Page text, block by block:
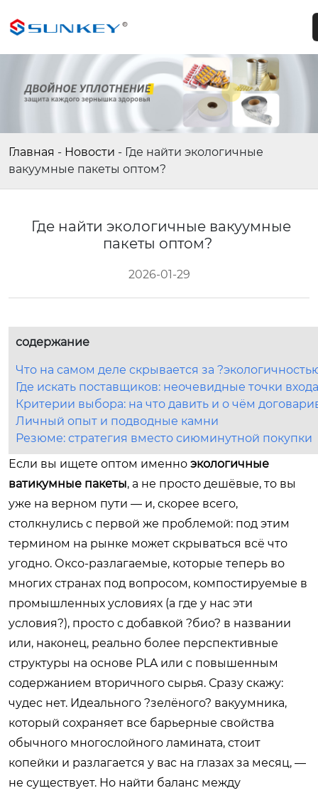
Главная - Новости - Где найти экологичные
вакуумные пакеты оптом?
Где найти экологичные вакуумные
пакеты оптом?
2026-01-29
содержание
Что на самом деле скрывается за
Где искать поставщиков: неочевидные точки входа
Критерии выбора: на что давить и о чём
Личный опыт и подводные камни
Резюме: стратегия вместо сиюминутной покупки
Если вы ищете оптом именно экологичные
ватикумные пакеты, а не просто дешёвые, то вы
уже на верном пути — и, скорее всего,
столкнулись с первой же проблемой: под этим
термином на рынке может скрываться всё что
угодно. Оксо-разлагаемые, которые теперь во
многих странах под вопросом, компостируемые в
промышленных условиях (а где у нас эти
условия?), просто с добавкой ?био? в названии
или, наконец, реально более перспективные
структуры на основе PLA или с повышенным
содержанием вторичного сырья. Сразу скажу:
чудес нет. Идеального ?зелёного? вакуумника,
который сохраняет все барьерные свойства
обычного многослойного ламината, стоит
копейки и разлагается у вас на глазах за месяц, —
не существует. Но найти баланс между